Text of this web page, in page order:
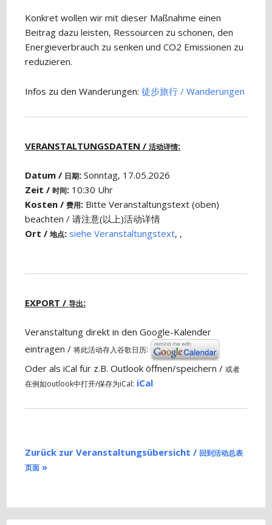
Konkret wollen wir mit dieser Maßnahme einen
Beitrag dazu leisten, Ressourcen zu schonen, den
Energieverbrauch zu senken und CO2 Emissionen zu
reduzieren.
Infos zu den Wanderungen:徒步​旅行 / Wanderungen
VERANSTALTUNGSDATEN /活动详情:
Datum / 日期: Sonntag, 17.05.2026
Zeit /时间: 10:30 Uhr
Kosten /费用: Bitte Veranstaltungstext (oben)
beachten / 请注意(以上)活动详情
Ort /地点: siehe Veranstaltungstext, ,
EXPORT /导出:
Veranstaltung direkt in den Google-Kalender
eintragen /将此活动存入谷歌日历:
Oder als iCal für z.B. Outlook öffnen/speichern /或者
在例如outlook中打开/保存为iCal: iCal
Zurück zur Veranstaltungsübersicht / 回到活动总表
页面 »